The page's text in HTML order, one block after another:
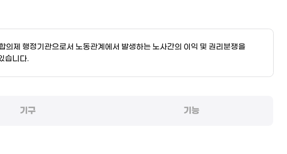
의제 행정기관으로서 노동관계에서 발생하는 노사간의 이익 및 권리분쟁을
습니다.
기구 기능